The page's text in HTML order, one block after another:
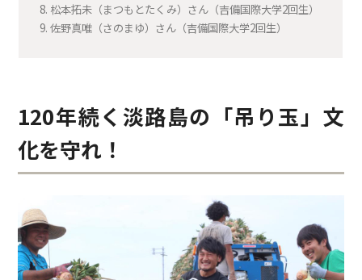
8. 松本拓未（まつもとたくみ）さん（吉備国際大学2回生）
9. 佐野真唯（さのまゆ）さん（吉備国際大学2回生）
120年続く淡路島の「吊り玉」文
化を守れ！